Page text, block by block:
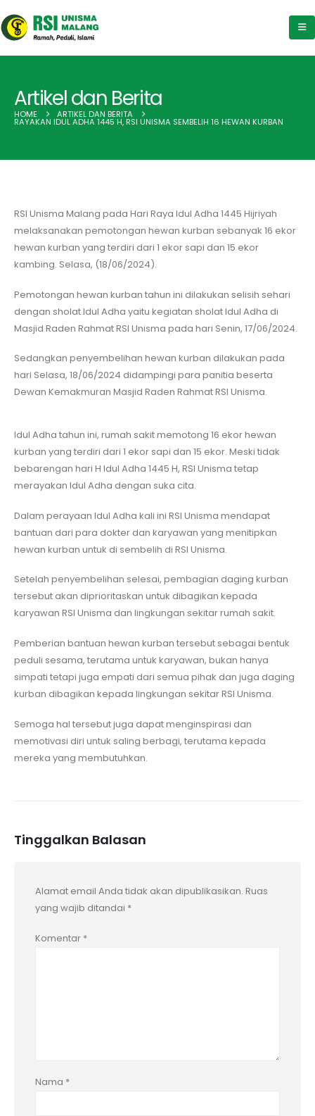
Artikel dan Berita
HOME ARTIKEL DAN BERITA
RAYAKAN IDUL ADHA 1445 H, RSI UNISMA SEMBELIH 16 HEWAN KURBAN
RSI Unisma Malang pada Hari Raya Idul Adha 1445 Hijriyah
melaksanakan pemotongan hewan kurban sebanyak 16 ekor
hewan kurban yang terdiri dari 1 ekor sapi dan 15 ekor
kambing. Selasa, (18/06/2024).
Pemotongan hewan kurban tahun ini dilakukan selisih sehari
dengan sholat Idul Adha yaitu kegiatan sholat Idul Adha di
Masjid Raden Rahmat RSI Unisma pada hari Senin, 17/06/2024.
Sedangkan penyembelihan hewan kurban dilakukan pada
hari Selasa, 18/06/2024 didampingi para panitia beserta
Dewan Kemakmuran Masjid Raden Rahmat RSI Unisma.
Idul Adha tahun ini, rumah sakit memotong 16 ekor hewan
kurban yang terdiri dari 1 ekor sapi dan 15 ekor. Meski tidak
bebarengan hari H Idul Adha 1445 H, RSI Unisma tetap
merayakan Idul Adha dengan suka cita.
Dalam perayaan Idul Adha kali ini RSI Unisma mendapat
bantuan dari para dokter dan karyawan yang menitipkan
hewan kurban untuk di sembelih di RSI Unisma.
Setelah penyembelihan selesai, pembagian daging kurban
tersebut akan diprioritaskan untuk dibagikan kepada
karyawan RSI Unisma dan lingkungan sekitar rumah sakit.
Pemberian bantuan hewan kurban tersebut sebagai bentuk
peduli sesama, terutama untuk karyawan, bukan hanya
simpati tetapi juga empati dari semua pihak dan juga daging
kurban dibagikan kepada lingkungan sekitar RSI Unisma.
Semoga hal tersebut juga dapat menginspirasi dan
memotivasi diri untuk saling berbagi, terutama kepada
mereka yang membutuhkan.
Tinggalkan Balasan
Alamat email Anda tidak akan dipublikasikan. Ruas
yang wajib ditandai *
Komentar *
Nama *